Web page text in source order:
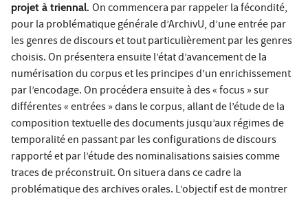
projet à triennal. On commencera par rappeler la fécondité,
pour la problématique générale d’ArchivU, d’une entrée par
les genres de discours et tout particulièrement par les genres
choisis. On présentera ensuite l’état d’avancement de la
numérisation du corpus et les principes d’un enrichissement
par l’encodage. On procédera ensuite à des « focus » sur
différentes « entrées » dans le corpus, allant de l’étude de la
composition textuelle des documents jusqu’aux régimes de
temporalité en passant par les configurations de discours
rapporté et par l’étude des nominalisations saisies comme
traces de préconstruit. On situera dans ce cadre la
problématique des archives orales. L’objectif est de montrer